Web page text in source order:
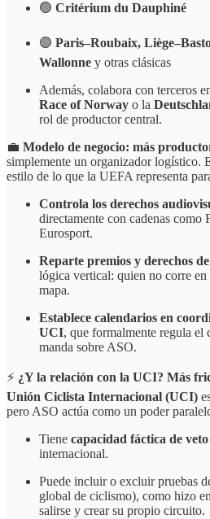
🟢 Critérium du Dauphiné
🟣 Paris–Roubaix,
Wallonne y otras clásicas
Además, colabora con terceros
Race of Norway o la
rol de productor central.
💼 Modelo de negocio: más
simplemente un organizador logístico.
estilo de lo que la UEFA representa
Controla los derechos
directamente con cadenas como
Eurosport.
Reparte premios y derechos
lógica vertical: quien no corre en
mapa.
Establece calendarios en
UCI, que formalmente regula
manda sobre ASO.
⚡️ ¿Y la relación con la UCI? Más
Unión Ciclista Internacional (UCI)
pero ASO actúa como un poder
Tiene capacidad fáctica de veto
internacional.
Puede incluir o excluir pruebas
global de ciclismo), como hizo
salirse y crear su propio circuito.